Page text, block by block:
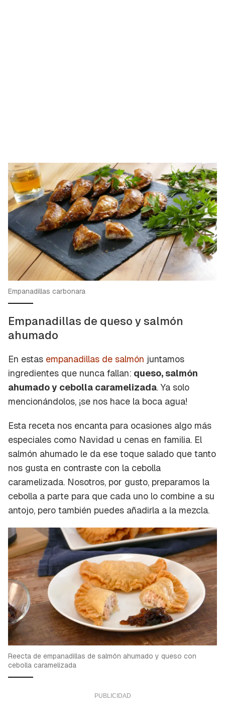
Empanadillas carbonara
Empanadillas de queso y salmón
ahumado
En estas empanadillas de salmón juntamos
ingredientes que nunca fallan: queso, salmón
ahumado y cebolla caramelizada. Ya solo
mencionándolos, ¡se nos hace la boca agua!
Esta receta nos encanta para ocasiones algo más
especiales como Navidad u cenas en familia. El
salmón ahumado le da ese toque salado que tanto
nos gusta en contraste con la cebolla
caramelizada. Nosotros, por gusto, preparamos la
cebolla a parte para que cada uno lo combine a su
antojo, pero también puedes añadirla a la mezcla.
Reecta de empanadillas de salmón ahumado y queso con
cebolla caramelizada